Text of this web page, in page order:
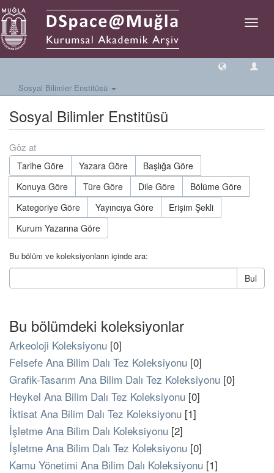
Geçiş
Sosyal Bilimler Enstitüsü
Sosyal Bilimler Enstitüsü
Göz at
Tarihe Göre Yazara Göre
Başlığa Göre
Konuya Göre
Türe Göre Dile Göre
Bölüme Göre
Kategoriye Göre
Yayıncıya Göre
Erişim Şekli
Kurum Yazarına Göre
Bu bölüm ve koleksiyonların içinde ara:
Bul
Bu bölümdeki koleksiyonlar
Arkeoloji Koleksiyonu [0]
Felsefe Ana Bilim Dalı Tez Koleksiyonu [0]
Grafik-Tasarım Ana Bilim Dalı Tez Koleksiyonu [0]
Heykel Ana Bilim Dalı Tez Koleksiyonu [0]
İktisat Ana Bilim Dalı Tez Koleksiyonu [1]
İşletme Ana Bilim Dalı Koleksiyonu [2]
İşletme Ana Bilim Dalı Tez Koleksiyonu [0]
Kamu Yönetimi Ana Bilim Dalı Koleksiyonu [1]